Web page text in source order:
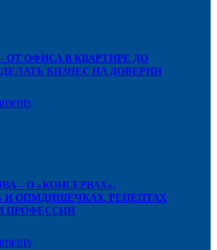
ОТ ОФИСА В КВАРТИРЕ ДО
БИЗНЕС НА ДОВЕРИИ
– О «КОНСЕРВАХ»,
И ОПМДИШЕЧКАХ, РЕЦЕПТАХ
ПРОФЕССИИ